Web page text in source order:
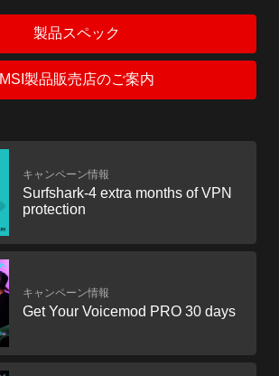
製品スペック
MSI製品販売店のご案内
キャンペーン情報
Surfshark-4 extra months of VPN
protection
キャンペーン情報
Get Your Voicemod PRO 30 days